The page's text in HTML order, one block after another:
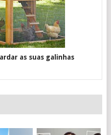
as suas galinhas